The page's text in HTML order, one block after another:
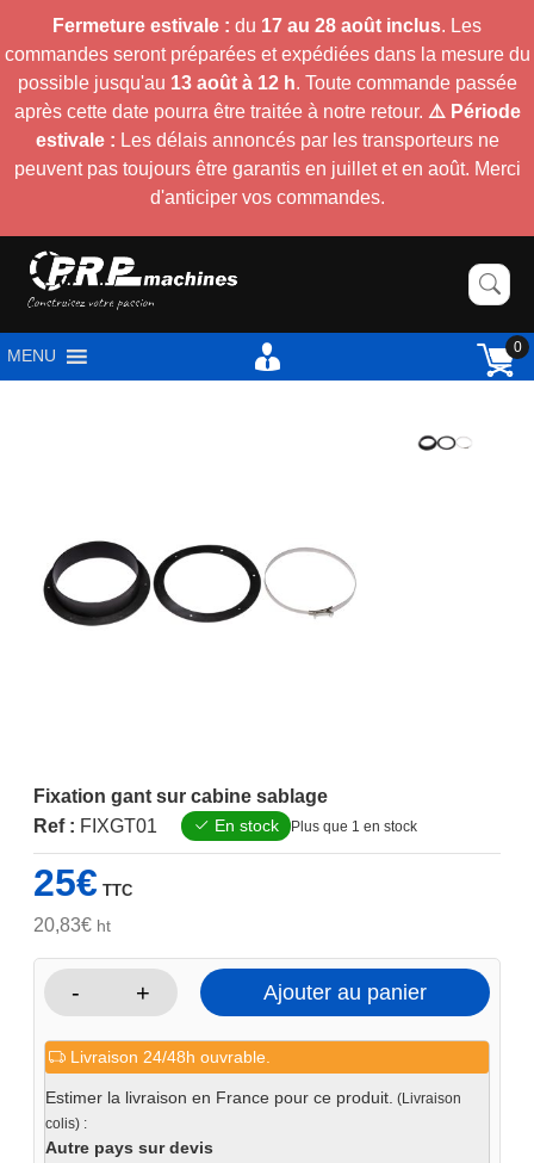
Fermeture estivale : du 17 au 28 août inclus. Les
commandes seront préparées et expédiées dans la mesure du
possible jusqu'au 13 août à 12 h. Toute commande passée
après cette date pourra être traitée à notre retour. ⚠️ Période
estivale : Les délais annoncés par les transporteurs ne
peuvent pas toujours être garantis en juillet et en août. Merci
d'anticiper vos commandes.
MENU 0
Fixation gant sur cabine sablage
Ref : FIXGT01 En stock Plus que 1 en stock
25€ TTC
20,83€ht
-
quantité
Fixation
gant
cabine
+ Ajouter au panier
Livraison 24/48h ouvrable.
Estimer la livraison en France pour ce produit. (Livraison
colis) :
Autre pays sur devis